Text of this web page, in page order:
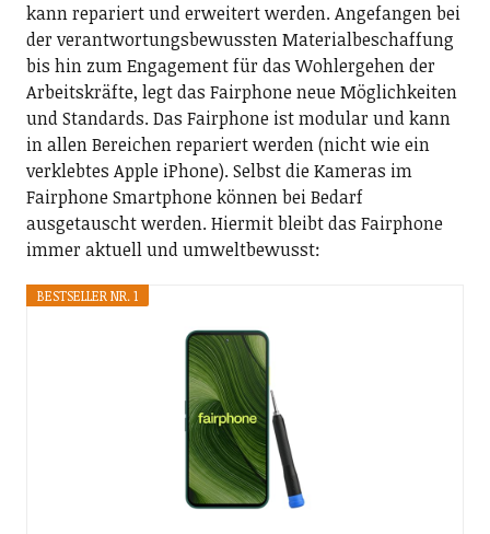
kann repariert und erweitert werden. Angefangen bei
der verantwortungsbewussten Materialbeschaffung
bis hin zum Engagement für das Wohlergehen der
Arbeitskräfte, legt das Fairphone neue Möglichkeiten
und Standards. Das Fairphone ist modular und kann
in allen Bereichen repariert werden (nicht wie ein
verklebtes Apple iPhone). Selbst die Kameras im
Fairphone Smartphone können bei Bedarf
ausgetauscht werden. Hiermit bleibt das Fairphone
immer aktuell und umweltbewusst:
BESTSELLER NR. 1